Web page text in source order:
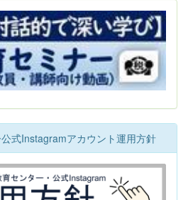
式Instagramアカウント運用方針